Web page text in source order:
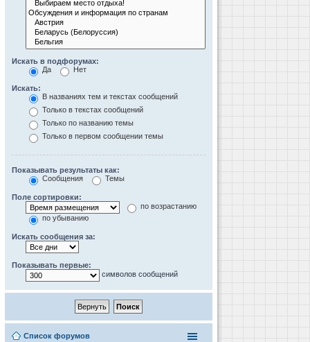
Искать в подфорумах:
Да
Нет
Искать:
В названиях тем и текстах сообщений
Только в текстах сообщений
Только по названию темы
Только в первом сообщении темы
Показывать результаты как:
Сообщения
Темы
Поле сортировки:
по возрастанию
по убыванию
Искать сообщения за:
Показывать первые:
символов сообщений
Список форумов